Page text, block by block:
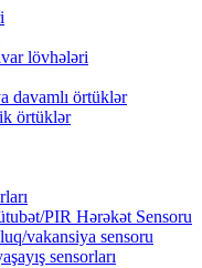
lövhələri
davamlı örtüklər
örtüklər
PIR Hərəkət Sensoru
vakansiya sensoru
sensorları